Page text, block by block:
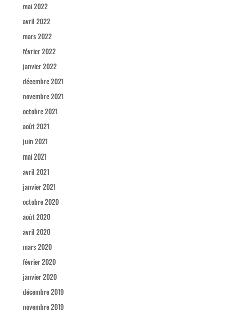
mai 2022
avril 2022
mars 2022
février 2022
janvier 2022
décembre 2021
novembre 2021
octobre 2021
août 2021
juin 2021
mai 2021
avril 2021
janvier 2021
octobre 2020
août 2020
avril 2020
mars 2020
février 2020
janvier 2020
décembre 2019
novembre 2019